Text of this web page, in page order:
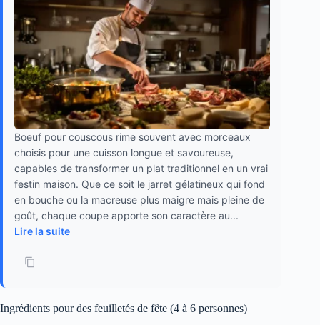
Boeuf pour couscous rime souvent avec morceaux
choisis pour une cuisson longue et savoureuse,
capables de transformer un plat traditionnel en un vrai
festin maison. Que ce soit le jarret gélatineux qui fond
en bouche ou la macreuse plus maigre mais pleine de
goût, chaque coupe apporte son caractère au...
Lire la suite
Ingrédients pour des feuilletés de fête (4 à 6 personnes)